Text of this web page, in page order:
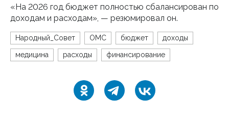
«На 2026 год бюджет полностью сбалансирован по
доходам и расходам», — резюмировал он.
Народный_Совет ОМС бюджет доходы
медицина расходы финансирование